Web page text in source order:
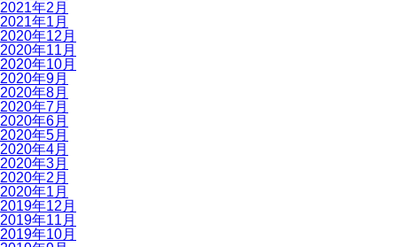
2021年2月
2021年1月
2020年12月
2020年11月
2020年10月
2020年9月
2020年8月
2020年7月
2020年6月
2020年5月
2020年4月
2020年3月
2020年2月
2020年1月
2019年12月
2019年11月
2019年10月